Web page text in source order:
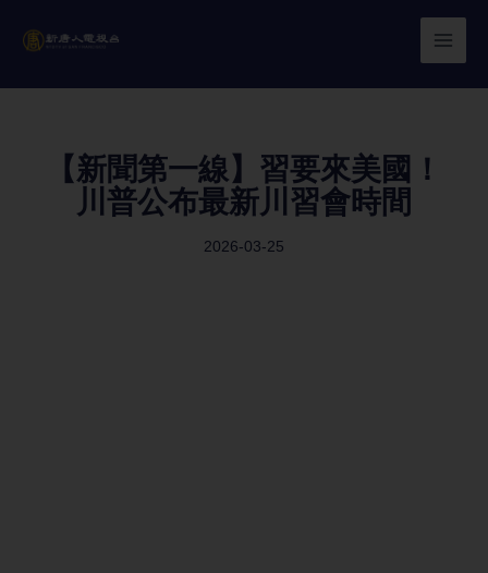
【新聞第一線】習要來美國！
川普公布最新川習會時間
2026-03-25